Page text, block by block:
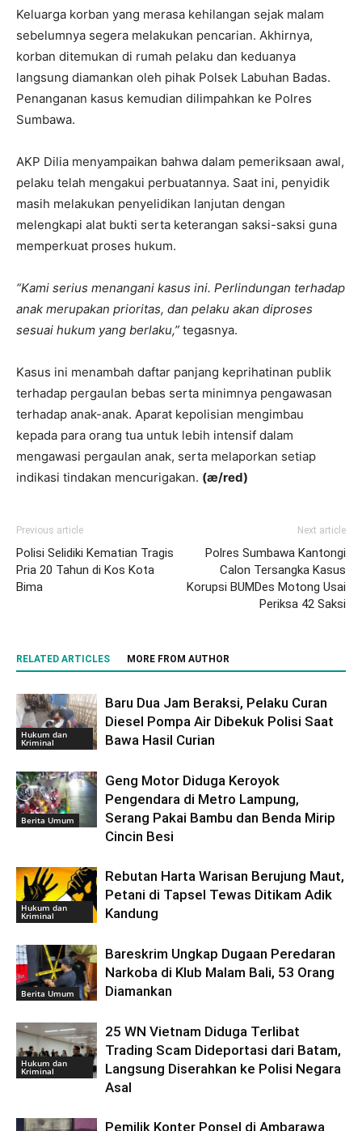
Keluarga korban yang merasa kehilangan sejak malam
sebelumnya segera melakukan pencarian. Akhirnya,
korban ditemukan di rumah pelaku dan keduanya
langsung diamankan oleh pihak Polsek Labuhan Badas.
Penanganan kasus kemudian dilimpahkan ke Polres
Sumbawa.
AKP Dilia menyampaikan bahwa dalam pemeriksaan awal,
pelaku telah mengakui perbuatannya. Saat ini, penyidik
masih melakukan penyelidikan lanjutan dengan
melengkapi alat bukti serta keterangan saksi-saksi guna
memperkuat proses hukum.
“Kami serius menangani kasus ini. Perlindungan terhadap
anak merupakan prioritas, dan pelaku akan diproses
sesuai hukum yang berlaku,” tegasnya.
Kasus ini menambah daftar panjang keprihatinan publik
terhadap pergaulan bebas serta minimnya pengawasan
terhadap anak-anak. Aparat kepolisian mengimbau
kepada para orang tua untuk lebih intensif dalam
mengawasi pergaulan anak, serta melaporkan setiap
indikasi tindakan mencurigakan. (æ/red)
Previous article
Polisi Selidiki Kematian Tragis
Pria 20 Tahun di Kos Kota
Bima
Next article
Polres Sumbawa Kantongi
Calon Tersangka Kasus
Korupsi BUMDes Motong Usai
Periksa 42 Saksi
RELATED ARTICLES MORE FROM AUTHOR
Hukum dan
Kriminal
Baru Dua Jam Beraksi, Pelaku Curan
Diesel Pompa Air Dibekuk Polisi Saat
Bawa Hasil Curian
Berita Umum
Geng Motor Diduga Keroyok
Pengendara di Metro Lampung,
Serang Pakai Bambu dan Benda Mirip
Cincin Besi
Hukum dan
Kriminal
Rebutan Harta Warisan Berujung Maut,
Petani di Tapsel Tewas Ditikam Adik
Kandung
Berita Umum
Bareskrim Ungkap Dugaan Peredaran
Narkoba di Klub Malam Bali, 53 Orang
Diamankan
Hukum dan
Kriminal
25 WN Vietnam Diduga Terlibat
Trading Scam Dideportasi dari Batam,
Langsung Diserahkan ke Polisi Negara
Asal
Pemilik Konter Ponsel di Ambarawa